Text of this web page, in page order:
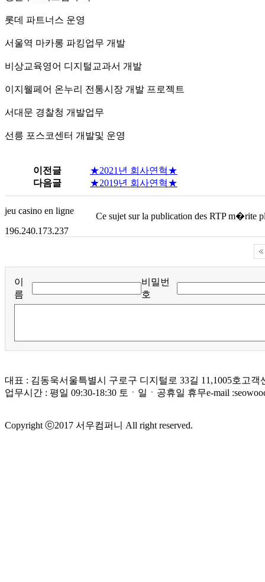
롯데 파트너스 운영
서울역 마카롱 파킹업무 개발
비상교육영어 디지털교과서 개발
이지웰페어 온누리 전통시장 개발 프로젝트
서대문 경찰청 개발업무
선릉 포스코센터 개발및 운영
이전글
★2021년 회사연혁★
다음글
★2019년 회사연혁★
jeu casino en ligne
196.240.173.237
Ce sujet sur la publication des RTP m�rite
이
름
비밀번
호
대표 : 김동욱서울특별시 구로구 디지털로 33길 11,1005호 고객
업무시간 : 평일 09:30-18:30 토ㆍ일ㆍ공휴일 휴무e-mail
Copyright ⓒ2017 서우컴퍼니 All right reserved.